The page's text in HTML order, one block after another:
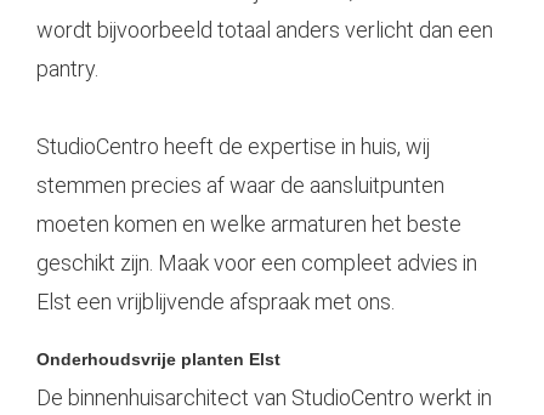
wordt bijvoorbeeld totaal anders verlicht dan een
pantry.
StudioCentro heeft de expertise in huis, wij
stemmen precies af waar de aansluitpunten
moeten komen en welke armaturen het beste
geschikt zijn. Maak voor een compleet advies in
Elst een vrijblijvende afspraak met ons.
Onderhoudsvrije planten Elst
De binnenhuisarchitect van StudioCentro werkt in